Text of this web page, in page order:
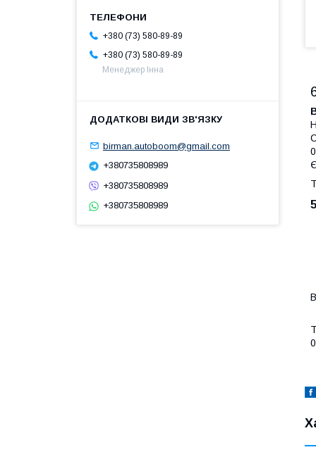
+380 (73) 580-89-89
+380 (73) 580-89-89
Менеджер Інна
birman.autoboom@gmail.com
+380735808989
+380735808989
+380735808989